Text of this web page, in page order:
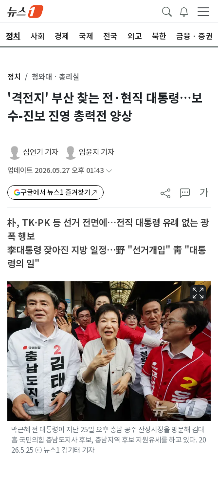
정치 사회 경제 국제 전국 외교 북한 금융ㆍ증권
정치 청와대ㆍ총리실
'격전지' 부산 찾는 전·현직 대통령…보
수-진보 진영 총력전 양상
심언기 기자 임윤지 기자
업데이트 2026.05.27 오후 01:43
구글에서 뉴스1 즐겨찾기 가
朴, TK·PK 등 선거 전면에…전직 대통령 유례 없는 광
폭 행보
李대통령 잦아진 지방 일정…野 "선거개입" 靑 "대통
령의 일"
박근혜 전 대통령이 지난 25일 오후 충남 공주 산성시장을 방문해 김태
흠 국민의힘 충남도지사 후보, 충남지역 후보 지원유세를 하고 있다. 20
26.5.25 ⓒ 뉴스1 김기태 기자